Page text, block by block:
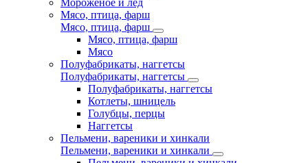
Мороженое и лёд
Мясо, птица, фарш
Мясо, птица, фарш
Мясо, птица, фарш
Мясо
Полуфабрикаты, наггетсы
Полуфабрикаты, наггетсы
Полуфабрикаты, наггетсы
Котлеты, шницель
Голубцы, перцы
Наггетсы
Пельмени, вареники и хинкали
Пельмени, вареники и хинкали